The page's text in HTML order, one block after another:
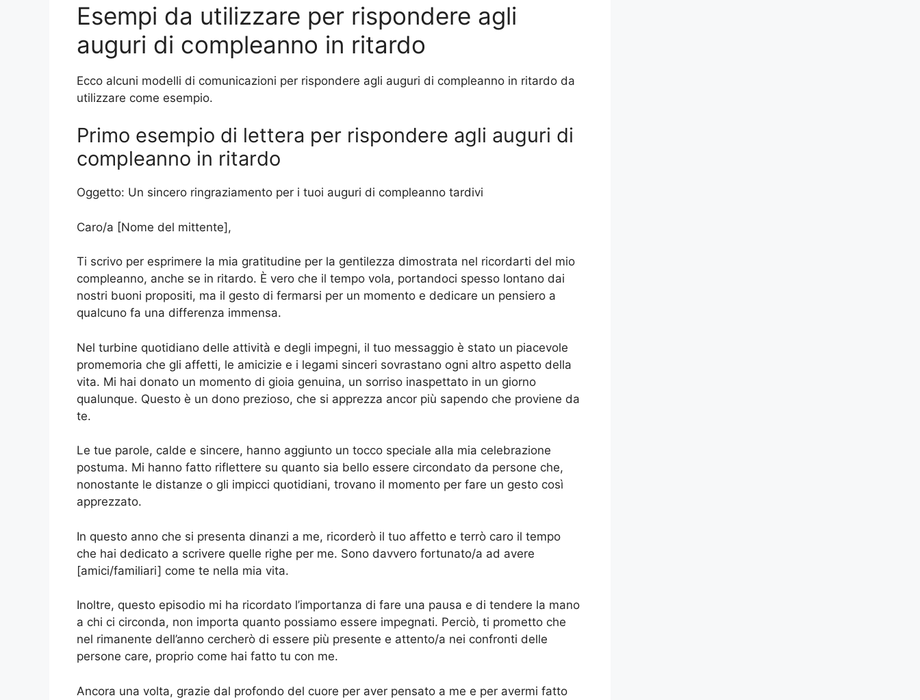
Esempi da utilizzare per rispondere agli
auguri di compleanno in ritardo
Ecco alcuni modelli di comunicazioni per rispondere agli auguri di compleanno in ritardo da
utilizzare come esempio.
Primo esempio di lettera per rispondere agli auguri di
compleanno in ritardo
Oggetto: Un sincero ringraziamento per i tuoi auguri di compleanno tardivi
Caro/a [Nome del mittente],
Ti scrivo per esprimere la mia gratitudine per la gentilezza dimostrata nel ricordarti del mio
compleanno, anche se in ritardo. È vero che il tempo vola, portandoci spesso lontano dai
nostri buoni propositi, ma il gesto di fermarsi per un momento e dedicare un pensiero a
qualcuno fa una differenza immensa.
Nel turbine quotidiano delle attività e degli impegni, il tuo messaggio è stato un piacevole
promemoria che gli affetti, le amicizie e i legami sinceri sovrastano ogni altro aspetto della
vita. Mi hai donato un momento di gioia genuina, un sorriso inaspettato in un giorno
qualunque. Questo è un dono prezioso, che si apprezza ancor più sapendo che proviene da
te.
Le tue parole, calde e sincere, hanno aggiunto un tocco speciale alla mia celebrazione
postuma. Mi hanno fatto riflettere su quanto sia bello essere circondato da persone che,
nonostante le distanze o gli impicci quotidiani, trovano il momento per fare un gesto così
apprezzato.
In questo anno che si presenta dinanzi a me, ricorderò il tuo affetto e terrò caro il tempo
che hai dedicato a scrivere quelle righe per me. Sono davvero fortunato/a ad avere
[amici/familiari] come te nella mia vita.
Inoltre, questo episodio mi ha ricordato l’importanza di fare una pausa e di tendere la mano
a chi ci circonda, non importa quanto possiamo essere impegnati. Perciò, ti prometto che
nel rimanente dell’anno cercherò di essere più presente e attento/a nei confronti delle
persone care, proprio come hai fatto tu con me.
Ancora una volta, grazie dal profondo del cuore per aver pensato a me e per avermi fatto